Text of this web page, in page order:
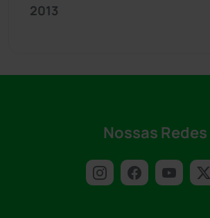
2013
Nossas Redes